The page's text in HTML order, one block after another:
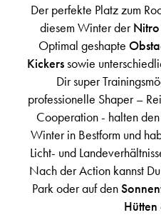
Der perfekte Platz zum
diesem Winter der
Optimal geshapte
Kickerssowie
Dir super
professionelle Shaper –
Cooperation - halten
Winter in Bestform und
Licht- und
Nach der Action kannst
Park oder auf den
Hütten